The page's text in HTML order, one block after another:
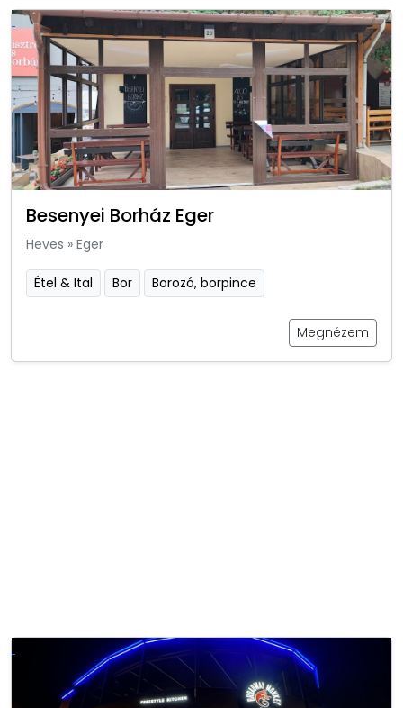
Besenyei Borház Eger
Heves » Eger
Étel & Ital Bor Borozó, borpince
Megnézem